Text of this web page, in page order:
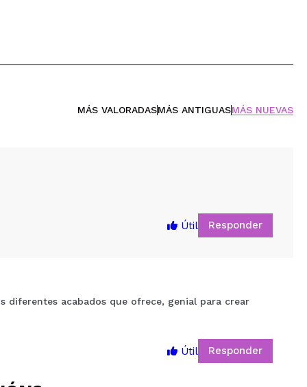
MÁS VALORADASMÁS ANTIGUASMÁS NUEVAS
Útil Responder
diferentes acabados que ofrece, genial para crear
Útil Responder